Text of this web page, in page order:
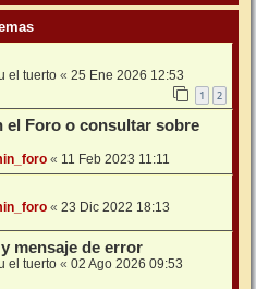
el tuerto « 25 Ene 2026 12:53
1 2
el Foro o consultar sobre
« 11 Feb 2023 11:11
« 23 Dic 2022 18:13
mensaje de error
el tuerto « 02 Ago 2026 09:53